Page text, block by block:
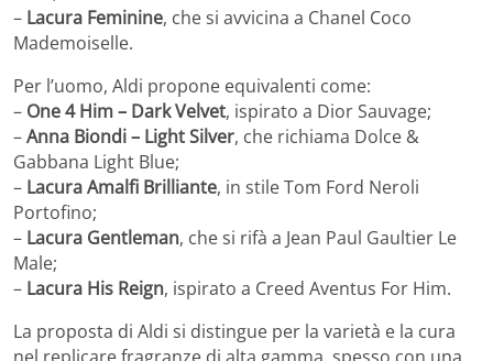
– Lacura Feminine, che si avvicina a Chanel Coco
Mademoiselle.
Per l’uomo, Aldi propone equivalenti come:
– One 4 Him – Dark Velvet, ispirato a Dior Sauvage;
–Anna Biondi – Light Silver, che richiama Dolce &
Gabbana Light Blue;
– Lacura Amalfi Brilliante, in stile Tom Ford Neroli
Portofino;
– Lacura Gentleman, che si rifà a Jean Paul Gaultier Le
Male;
– Lacura His Reign, ispirato a Creed Aventus For Him.
La proposta di Aldi si distingue per la varietà e la cura